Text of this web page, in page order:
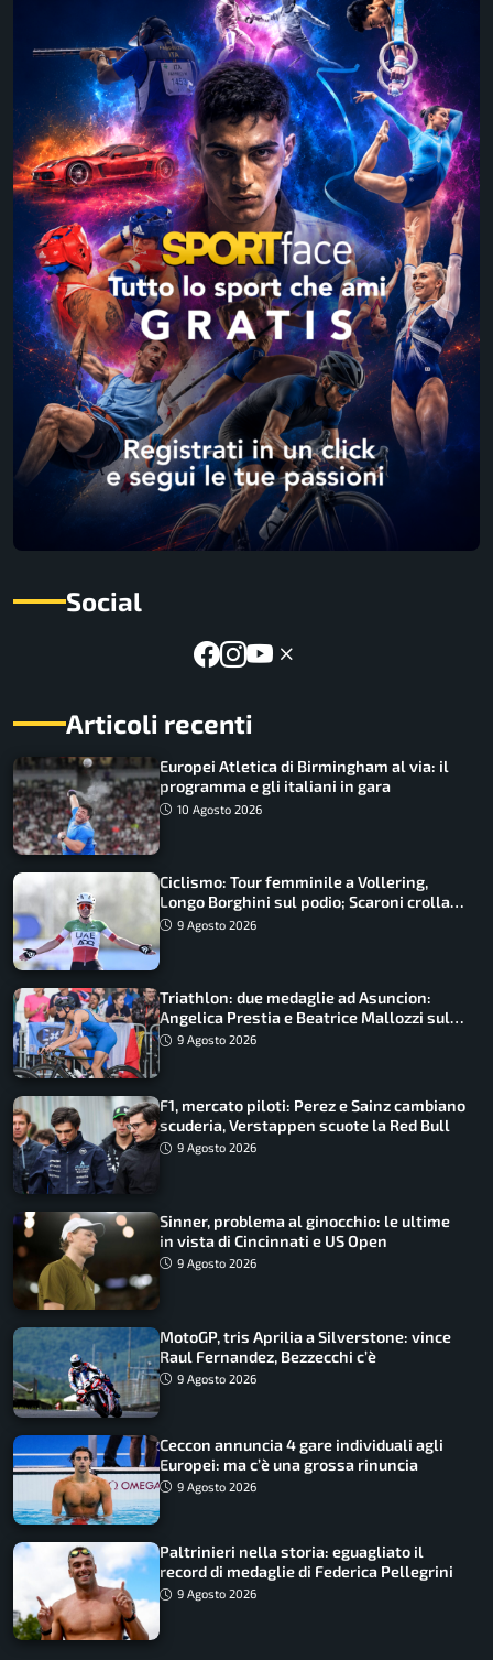
Social
Articoli recenti
Europei Atletica di Birmingham al via: il
programma e gli italiani in gara
10 Agosto 2026
Ciclismo: Tour femminile a Vollering,
Longo Borghini sul podio; Scaroni crolla
in Polonia
9 Agosto 2026
Triathlon: due medaglie ad Asuncion:
Angelica Prestia e Beatrice Mallozzi sul
podio
9 Agosto 2026
F1, mercato piloti: Perez e Sainz cambiano
scuderia, Verstappen scuote la Red Bull
9 Agosto 2026
Sinner, problema al ginocchio: le ultime
in vista di Cincinnati e US Open
9 Agosto 2026
MotoGP, tris Aprilia a Silverstone: vince
Raul Fernandez, Bezzecchi c’è
9 Agosto 2026
Ceccon annuncia 4 gare individuali agli
Europei: ma c’è una grossa rinuncia
9 Agosto 2026
Paltrinieri nella storia: eguagliato il
record di medaglie di Federica Pellegrini
9 Agosto 2026